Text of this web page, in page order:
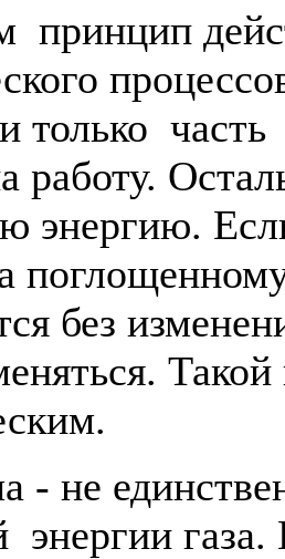
принцип
только
работу.
энергию.
без
Такой
- не
энергии